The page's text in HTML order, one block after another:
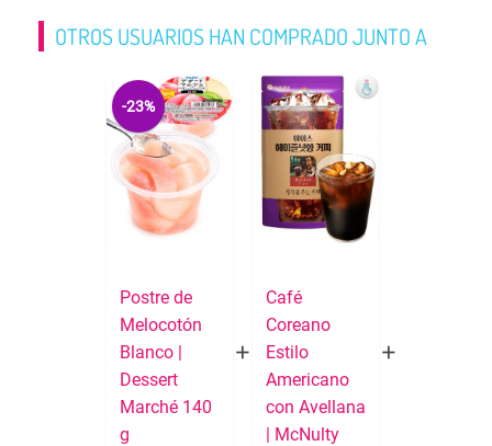
OTROS USUARIOS HAN COMPRADO JUNTO A
-23%
Postre de
Melocotón
Blanco |
Dessert
Marché 140
g
Café
Coreano
Estilo
Americano
con Avellana
| McNulty